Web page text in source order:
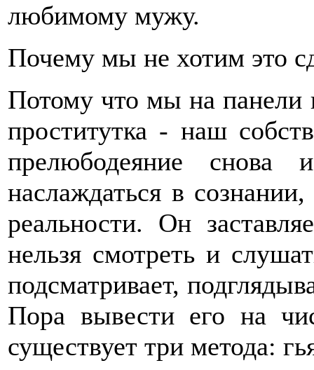
любимому мужу.
Почему мы не хотим это
Потому что мы на панели
проститутка - наш
прелюбодеяние снова
наслаждаться в
реальности. Он
нельзя смотреть и
подсматривает,
Пора вывести его на
существует три метода: